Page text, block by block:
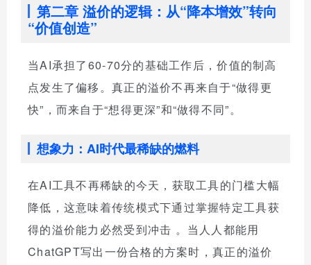
第二章 溢价的逻辑：从“降本增效”转向
“价值创造”
当AI承担了60-70分的基础工作后，价值的制高
点发生了偏移。真正的溢价不再来自于“做得更
快”，而来自于“想得更深”和“做得不同”。
想象力：AI时代最稀缺的燃料
在AI工具不再稀缺的今天，获取工具的门槛大幅
降低，这意味着传统模式下通过掌握特定工具获
得的溢价能力必然受到冲击 。当人人都能用
ChatGPT写出一份合格的方案时，真正的溢价